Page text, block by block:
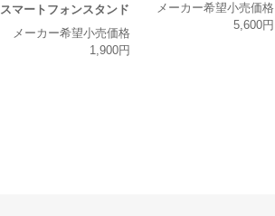
スマートフォンスタンド
メーカー希望小売価格
1,900円
メーカー希望小売価格
5,600円